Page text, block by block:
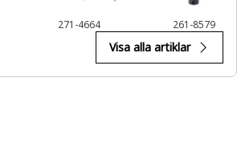
271-4664 261-8579
Visa alla artiklar